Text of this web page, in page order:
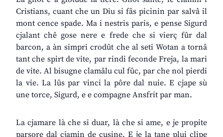
Cristians, cuant che un Diu si fâs picinin par salvâ il
mont cence spade. Ma i nestris paris, e pense Sigurd
cjalant chê gose nere e frede che si vierç fûr dal
barcon, a àn simpri crodût che al seti Wotan a tornâ
tant che spirt de vite, par rindi feconde Freja, la mari
de vite. Al bisugne clamâlu cul fûc, par che nol pierdi
la vie. La lûs par vinci la pôre dal nuie. E cjape sù
une torce, Sigurd, e e compagne Ansfrit par man.
La cjamare là che si duar, là che si ame, e je propite
parsore dal cjamin de cusine. E je la tane plui clipe